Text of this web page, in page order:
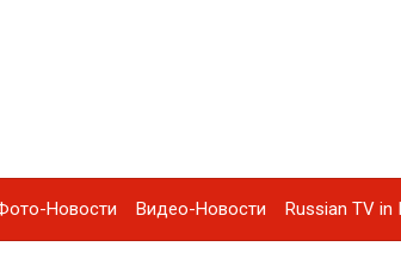
Новости Видео-Новости Russian TV in